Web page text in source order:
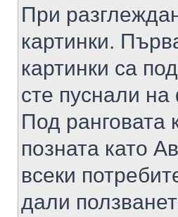
При
картинки.
картинки са
сте пуснали
Под ранговата
позната като
всеки
дали